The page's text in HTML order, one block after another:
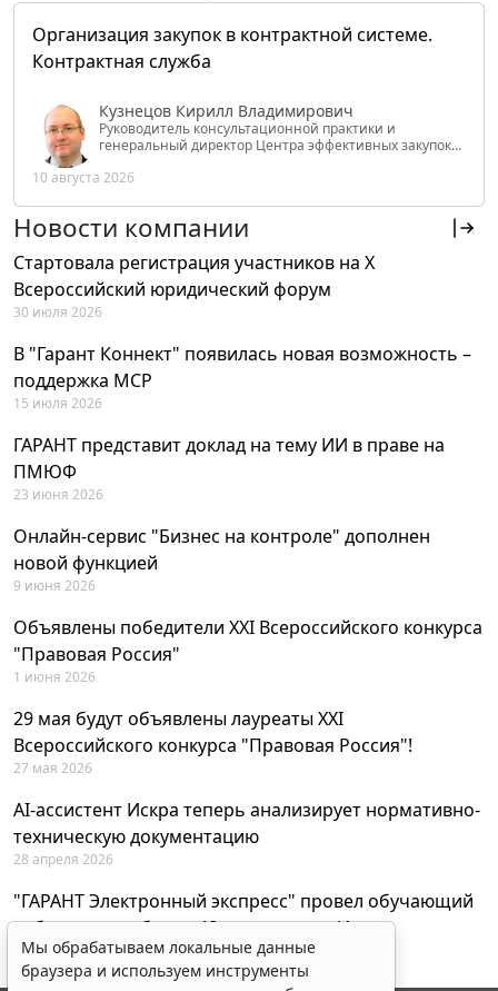
Организация закупок в контрактной системе.
Контрактная служба
Кузнецов Кирилл Владимирович
Руководитель консультационной практики и
генеральный директор Центра эффективных закупок
РФ
10 августа 2026
Новости компании
Стартовала регистрация участников на X
Всероссийский юридический форум
30 июля 2026
В "Гарант Коннект" появилась новая возможность –
поддержка MCP
15 июля 2026
ГАРАНТ представит доклад на тему ИИ в праве на
ПМЮФ
23 июня 2026
Онлайн-сервис "Бизнес на контроле" дополнен
новой функцией
9 июня 2026
Объявлены победители XXI Всероссийского конкурса
"Правовая Россия"
1 июня 2026
29 мая будут объявлены лауреаты XXI
Всероссийского конкурса "Правовая Россия"!
27 мая 2026
AI-ассистент Искра теперь анализирует нормативно-
техническую документацию
28 апреля 2026
"ГАРАНТ Электронный экспресс" провел обучающий
вебинар по работе с AI-ассистентом Искра
23 апреля 2026
Мы обрабатываем локальные данные
браузера и используем инструменты